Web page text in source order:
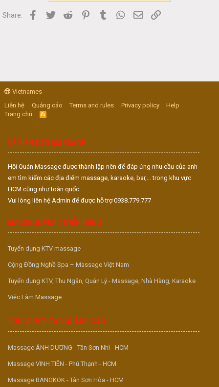
Share: Facebook
Twitter Reddit PinterestTumblr WhatsApp
Email
Vietnames
Liên hệ
Quảng cáo Terms and rules Privacy policy
Help
Trang chủ
R
S
VỀ DIỄN ĐÀN MASSAGE
Hội Quán Massage được thành lập nên để đáp ứng nhu cầu của anh
em tìm kiếm các địa điểm massage, karaoke, bar,... trong khu vực
HCM cũng như toàn quốc.
Vui lòng liên hệ Admin để được hỗ trợ 0938.779.777
MASSAGE VUA TUYỂN DỤNG
Tuyển dụng KTV massage
Cộng Đồng Nghề Spa – Massage Việt Nam
Tuyển dụng KTV, Thu Ngân, Quản Lý - Massage, Nhà Hàng, Karaoke
Việc Làm Massage
ĐƠN VỊ HỢP TÁC QUẢNG CÁO
Massage ÁNH DƯƠNG - Tân Sơn Nhì - HCM
Massage VINH TIÊN - Phú Thạnh - HCM
Massage BANGKOK - Tân Sơn Hòa - HCM